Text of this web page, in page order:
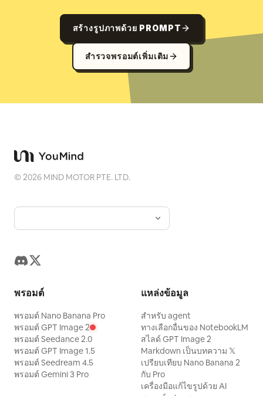
สร้างรูปภาพด้วย PROMPT
สำรวจพรอมต์เพิ่มเติม
©2026 MIND MOTOR PTE. LTD.
พรอมต์
พรอมต์ Nano Banana Pro
พรอมต์ GPT Image 2
พรอมต์ Seedance 2.0
พรอมต์ GPT Image 1.5
พรอมต์ Seedream 4.5
พรอมต์ Gemini 3 Pro
แหล่งข้อมูล
สำหรับ agent
ทางเลือกอื่นของ NotebookLM
สไลด์ GPT Image 2
Markdown เป็นบทความ 𝕏
เปรียบเทียบ Nano Banana 2
กับ Pro
เครื่องมือแก้ไขรูปด้วย AI